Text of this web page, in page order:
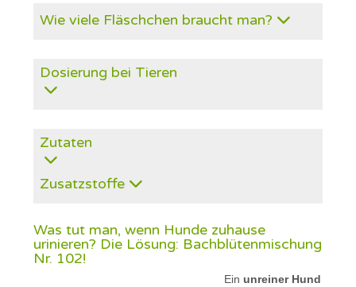
Wie viele Fläschchen braucht man?
Dosierung bei Tieren
Zutaten
Zusatzstoffe
Was tut man, wenn Hunde zuhause
urinieren? Die Lösung: Bachblütenmischung
Nr. 102!
Ein unreiner Hund